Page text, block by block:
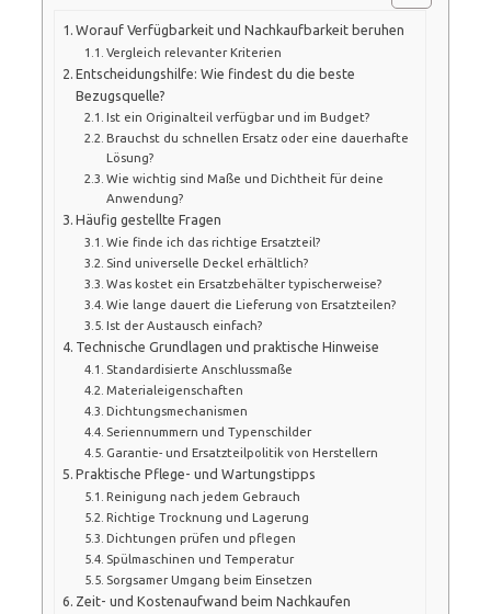
Worauf Verfügbarkeit und Nachkaufbarkeit beruhen
Vergleich relevanter Kriterien
Entscheidungshilfe: Wie findest du die beste
Bezugsquelle?
Ist ein Originalteil verfügbar und im Budget?
Brauchst du schnellen Ersatz oder eine dauerhafte
Lösung?
Wie wichtig sind Maße und Dichtheit für deine
Anwendung?
Häufig gestellte Fragen
Wie finde ich das richtige Ersatzteil?
Sind universelle Deckel erhältlich?
Was kostet ein Ersatzbehälter typischerweise?
Wie lange dauert die Lieferung von Ersatzteilen?
Ist der Austausch einfach?
Technische Grundlagen und praktische Hinweise
Standardisierte Anschlussmaße
Materialeigenschaften
Dichtungsmechanismen
Seriennummern und Typenschilder
Garantie- und Ersatzteilpolitik von Herstellern
Praktische Pflege- und Wartungstipps
Reinigung nach jedem Gebrauch
Richtige Trocknung und Lagerung
Dichtungen prüfen und pflegen
Spülmaschinen und Temperatur
Sorgsamer Umgang beim Einsetzen
Zeit- und Kostenaufwand beim Nachkaufen